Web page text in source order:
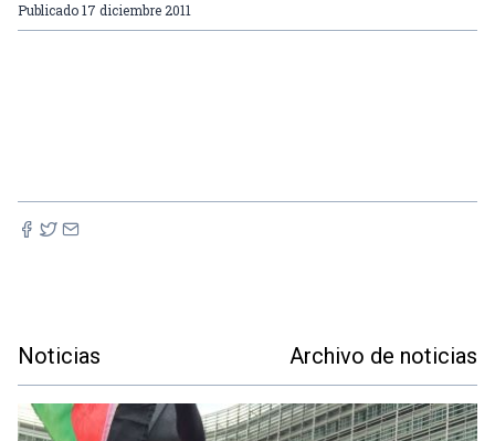
Publicado17 diciembre 2011
Noticias Archivo de noticias